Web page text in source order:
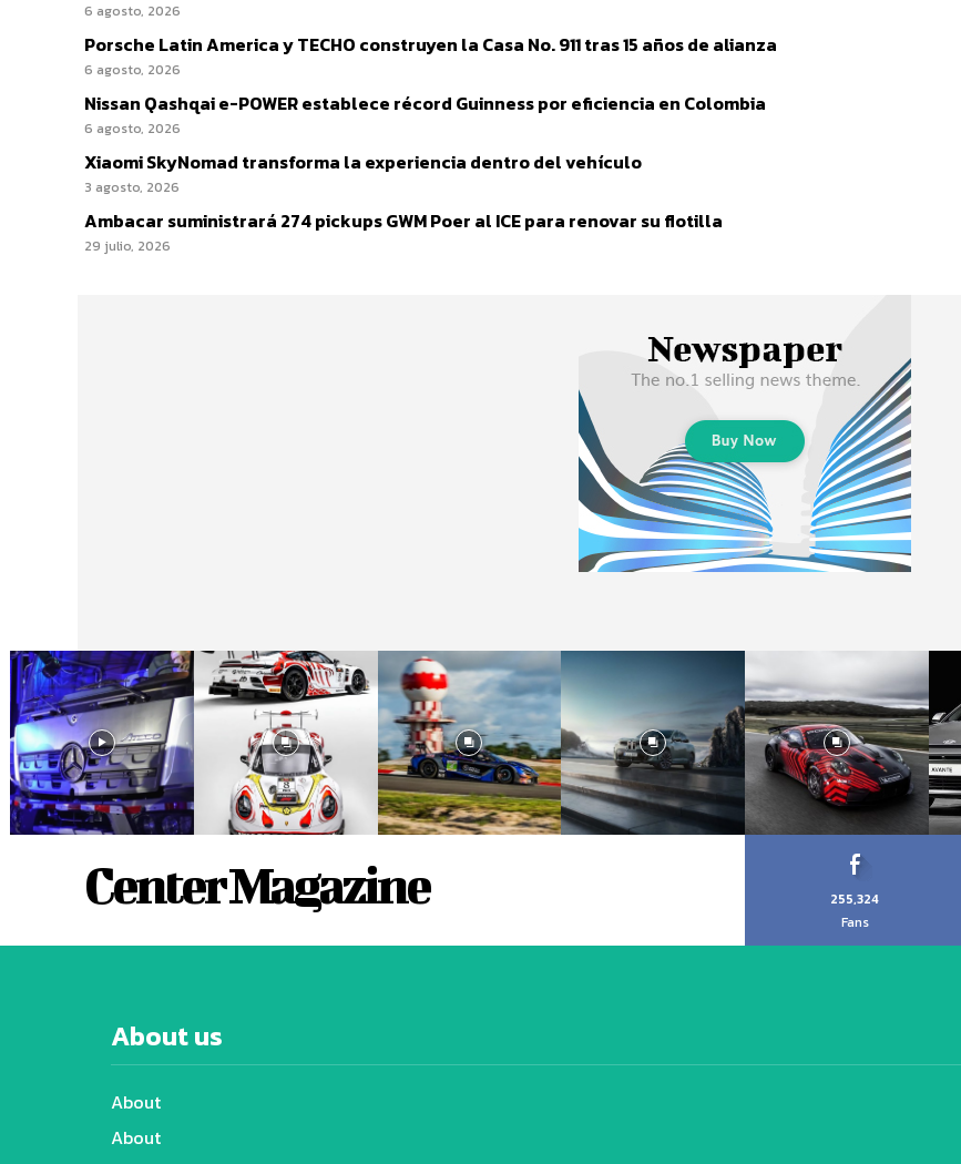
6 agosto, 2026
Porsche Latin America y TECHO construyen la Casa No. 911 tras 15 años de alianza
6 agosto, 2026
Nissan Qashqai e-POWER establece récord Guinness por eficiencia en Colombia
6 agosto, 2026
Xiaomi SkyNomad transforma la experiencia dentro del vehículo
3 agosto, 2026
Ambacar suministrará 274 pickups GWM Poer al ICE para renovar su flotilla
29 julio, 2026
Center Magazine
255,324
Fans
About us
About
About